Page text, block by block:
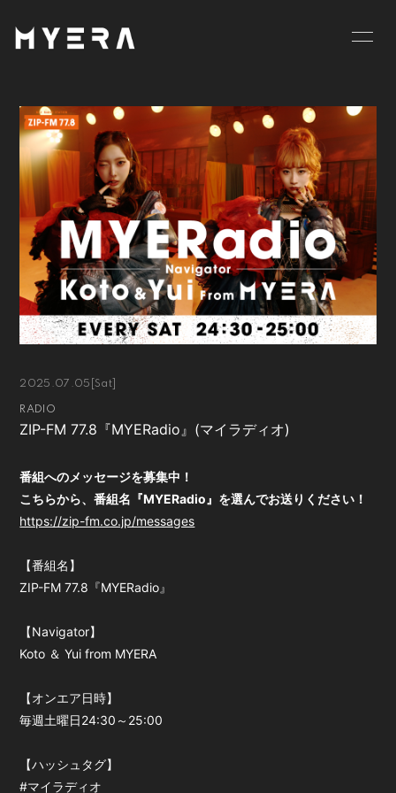
SCHEDULE PROFILE
VIDEO DISCOGRAPHY
GOODS BLOG
MOVIE RADIO
PHOTO
お仕事のご依頼等は
こちら
会員登録 ログイン
2025.07.05 [Sat]
RADIO
ZIP-FM 77.8『MYERadio』(マイラディオ)
番組へのメッセージを募集中！
こちらから、番組名『MYERadio』を選んでお送りください！
https://zip-fm.co.jp/messages
【番組名】
ZIP-FM 77.8『MYERadio』
【Navigator】
Koto ＆ Yui from MYERA
【オンエア日時】
毎週土曜日24:30～25:00
【ハッシュタグ】
#マイラディオ